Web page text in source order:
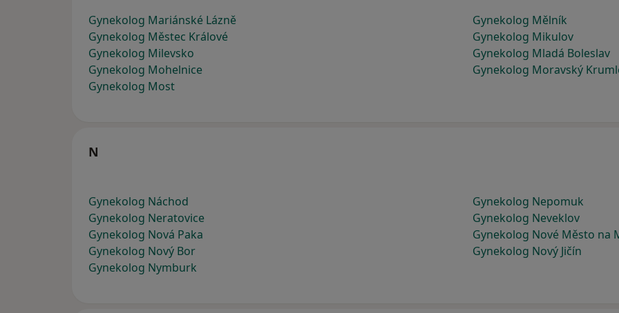
Gynekolog Mariánské Lázně
Gynekolog Mělník
Gynekolog Městec Králové
Gynekolog Mikulov
Gynekolog Milevsko
Gynekolog Mladá Boleslav
Gynekolog Mohelnice
Gynekolog Moravský
Gynekolog Most
N
Gynekolog Náchod
Gynekolog Nepomuk
Gynekolog Neratovice
Gynekolog Neveklov
Gynekolog Nová Paka
Gynekolog Nové Město na
Gynekolog Nový Bor
Gynekolog Nový Jičín
Gynekolog Nymburk